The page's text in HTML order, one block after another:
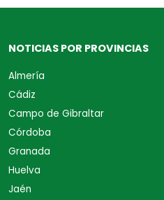
NOTICIAS POR PROVINCIAS
Almería
Cádiz
Campo de Gibraltar
Córdoba
Granada
Huelva
Jaén